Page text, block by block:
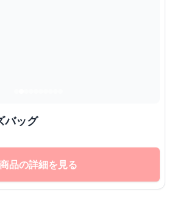
バッグ
商品の詳細を見る